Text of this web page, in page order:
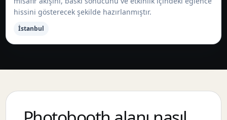
hissini gösterecek şekilde hazırlanmıştır.
İstanbul